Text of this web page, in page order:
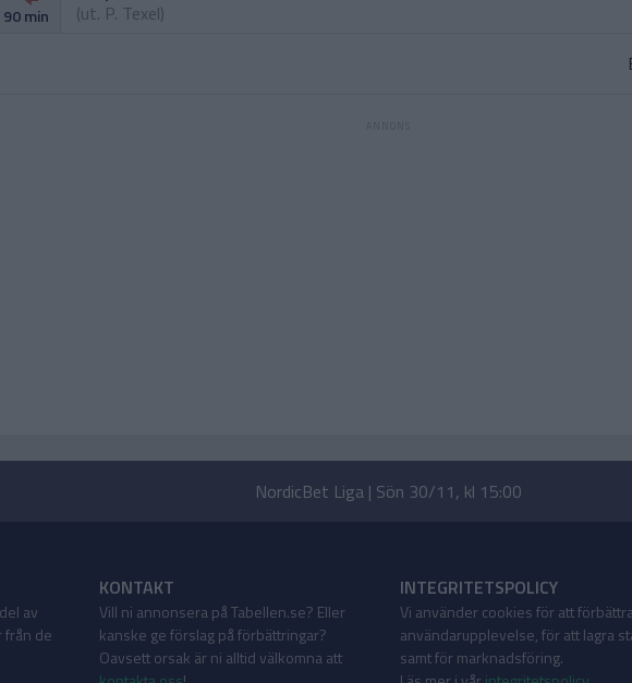
90 min
(ut. P. Texel)
NordicBet Liga | Sön 30/11, kl 15:00
av
från de
KONTAKT
Vill ni annonsera på Tabellen.se? Eller
kanske ge förslag på förbättringar?
Oavsett orsak är ni alltid välkomna att
INTEGRITETSPOLICY
Vi använder cookies för att
användarupplevelse, för att lagra
samt för marknadsföring.